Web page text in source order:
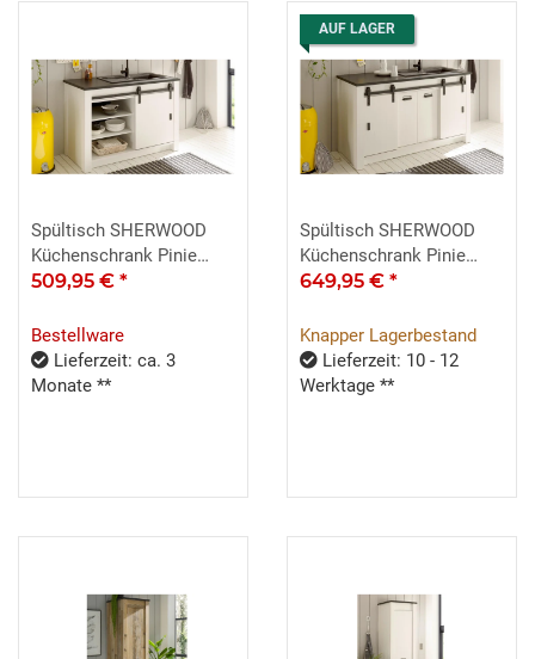
Spültisch SHERWOOD
Küchenschrank Pinie
weiß 1 Tür
509,95 € *
Bestellware
Lieferzeit: ca. 3
Monate **
AUF LAGER
Spültisch SHERWOOD
Küchenschrank Pinie
weiß 161cm
649,95 € *
Knapper Lagerbestand
Lieferzeit: 10 - 12
Werktage **